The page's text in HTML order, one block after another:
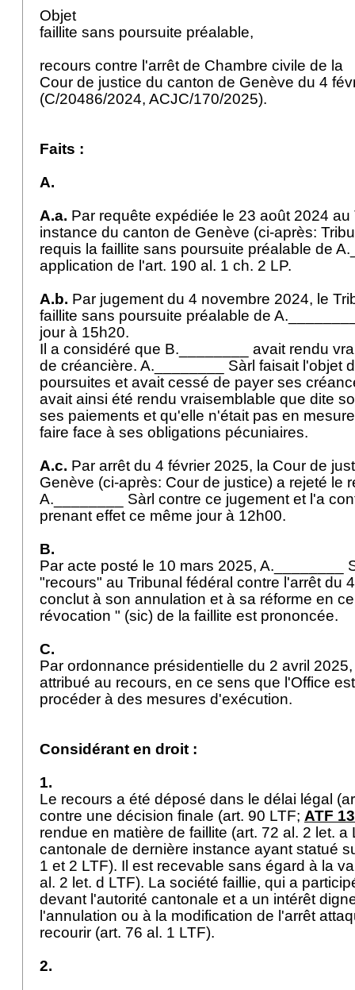
Objet
faillite sans poursuite préalable,
recours contre l'arrêt de Chambre civile de la
Cour de justice du canton de Genève du 4
(C/20486/2024, ACJC/170/2025).
Faits :
A.
A.a. Par requête expédiée le 23 août 2024
instance du canton de Genève (ci-après:
requis la faillite sans poursuite préalable de
application de l'art. 190 al. 1 ch. 2 LP.
A.b. Par jugement du 4 novembre 2024, le
faillite sans poursuite préalable de
jour à 15h20.
Il a considéré que B.________ avait rendu
de créancière. A.________ Sàrl faisait l'objet
poursuites et avait cessé de payer ses
avait ainsi été rendu vraisemblable que dite
ses paiements et qu'elle n'était pas en
faire face à ses obligations pécuniaires.
A.c. Par arrêt du 4 février 2025, la Cour de
Genève (ci-après: Cour de justice) a rejeté le
A.________ Sàrl contre ce jugement et l'a
prenant effet ce même jour à 12h00.
B.
Par acte posté le 10 mars 2025, A.________
"recours" au Tribunal fédéral contre l'arrêt du
conclut à son annulation et à sa réforme en
révocation " (sic) de la faillite est prononcée.
C.
Par ordonnance présidentielle du 2 avril
attribué au recours, en ce sens que l'Office
procéder à des mesures d'exécution.
Considérant en droit :
1.
Le recours a été déposé dans le délai légal (
contre une décision finale (art. 90 LTF; ATF
rendue en matière de faillite (art. 72 al. 2 let. a
cantonale de dernière instance ayant statué
1 et 2 LTF). Il est recevable sans égard à la
al. 2 let. d LTF). La société faillie, qui a
devant l'autorité cantonale et a un intérêt
l'annulation ou à la modification de l'arrêt
recourir (art. 76 al. 1 LTF).
2.